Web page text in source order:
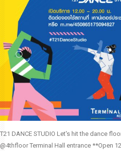
T21 DANCE STUDIO Let's hit the dance
@4thfloor Terminal Hall entrance **Open